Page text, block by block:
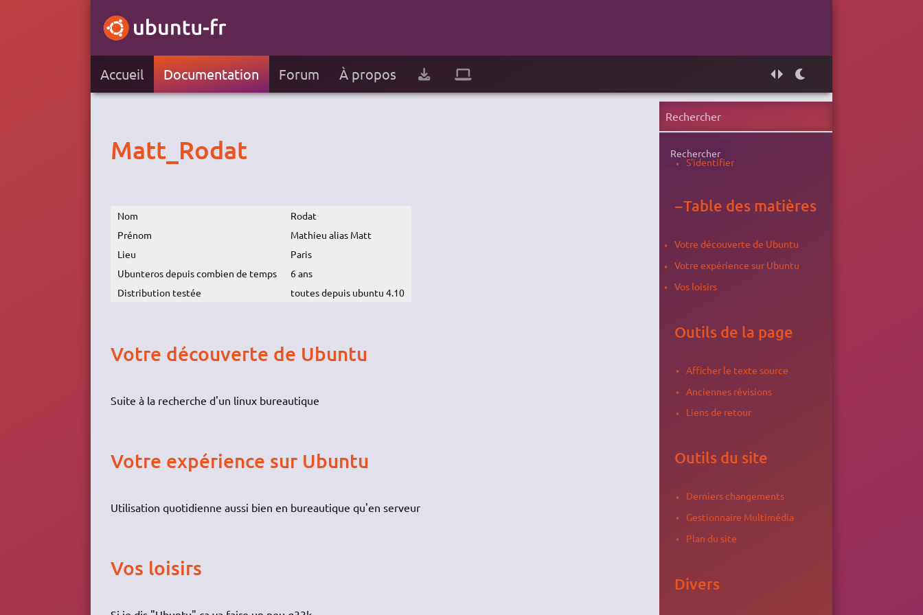
Accueil Documentation Forum À propos
Matt_Rodat
Nom
Rodat
Prénom
Mathieu alias Matt
Lieu
Paris
Ubunteros depuis combien de temps
6 ans
Distribution testée
toutes depuis ubuntu 4.10
Votre découverte de Ubuntu
Suite à la recherche d'un linux bureautique
Votre expérience sur Ubuntu
Utilisation quotidienne aussi bien en bureautique qu'en serveur
Vos loisirs
Rechercher
S'identifier
−Table des matières
Votre découverte de Ubuntu
Votre expérience sur Ubuntu
Vos loisirs
Outils de la page
Afficher le texte source
Anciennes révisions
Liens de retour
Outils du site
Derniers changements
Gestionnaire Multimédia
Plan du site
Divers